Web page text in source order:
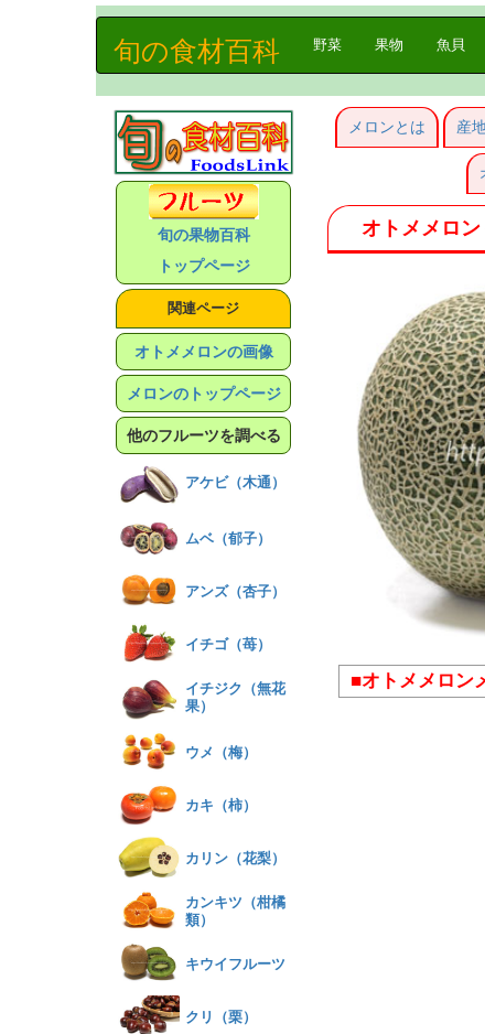
旬の食材百科 野菜(current)
果物 魚貝
メロンとは 産
オトメメロ
■オトメメロン
旬の果物百科
トップページ
関連ページ
オトメメロンの画像
メロンのトップページ
他のフルーツを調べる
アケビ（木通）
ムベ（郁子）
アンズ（杏子）
イチゴ（苺）
イチジク（無花
果）
ウメ（梅）
カキ（柿）
カリン（花梨）
カンキツ（柑橘
類）
キウイフルーツ
クリ（栗）